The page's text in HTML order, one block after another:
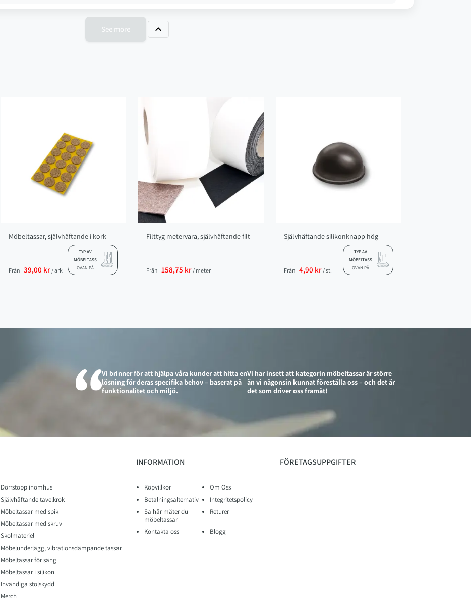
See more 
Möbeltassar, självhäftande i kork
Från 39,00 kr / ark
TYP AV
MÖBELTASS
OVAN PÅ
Filttyg metervara, självhäftande filt
Från 158,75 kr / meter
Självhäftande silikonknapp hög
Från 4,90 kr / st.
TYP AV
MÖBELTASS
OVAN PÅ
Vi brinner för att hjälpa våra kunder att hitta en
lösning för deras specifika behov – baserat på
funktionalitet och miljö.
Vi har insett att kategorin möbeltassar är större
än vi någonsin kunnat föreställa oss – och det är
det som driver oss framåt!
Dörrstopp inomhus
Självhäftande tavelkrok
Möbeltassar med spik
Möbeltassar med skruv
Skolmateriel
Möbelunderlägg, vibrationsdämpande tassar
Möbeltassar för säng
Möbeltassar i silikon
Invändiga stolskydd
INFORMATION
Köpvillkor
Om Oss
Betalningsalternativ
Integritetspolicy
Så här mäter du
möbeltassar
Returer
Kontakta oss Blogg
FÖRETAGSUPPGIFTER